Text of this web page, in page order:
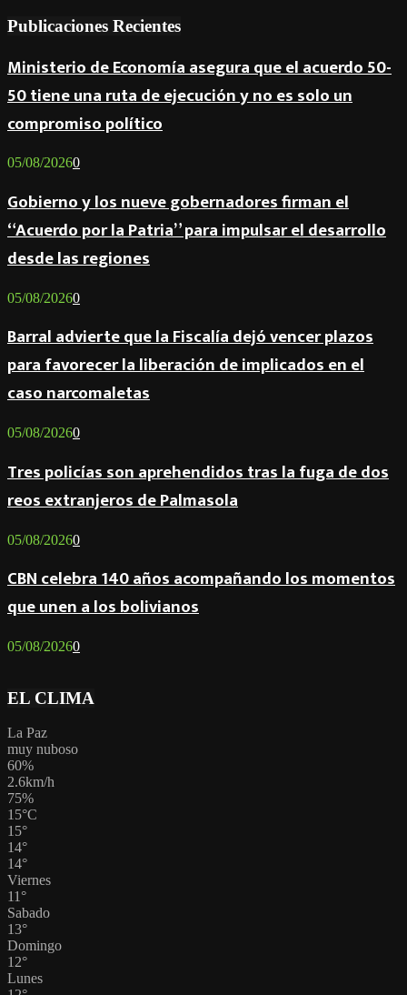
Publicaciones Recientes
Ministerio de Economía asegura que el acuerdo 50-
50 tiene una ruta de ejecución y no es solo un
compromiso político
05/08/20260
Gobierno y los nueve gobernadores firman el
“Acuerdo por la Patria” para impulsar el desarrollo
desde las regiones
05/08/20260
Barral advierte que la Fiscalía dejó vencer plazos
para favorecer la liberación de implicados en el
caso narcomaletas
05/08/20260
Tres policías son aprehendidos tras la fuga de dos
reos extranjeros de Palmasola
05/08/20260
CBN celebra 140 años acompañando los momentos
que unen a los bolivianos
05/08/20260
EL CLIMA
La Paz
muy nuboso
60%
2.6km/h
75%
15°C
15°
14°
14°
Viernes
11°
Sabado
13°
Domingo
12°
Lunes